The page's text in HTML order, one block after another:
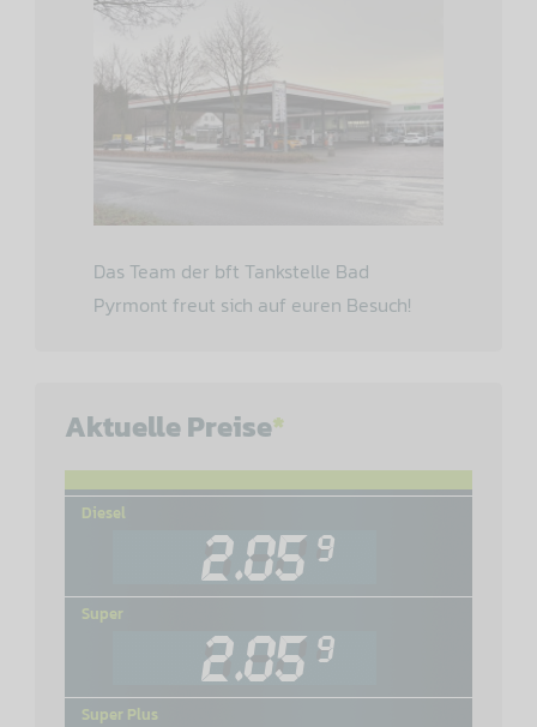
Das Team der bft Tankstelle Bad
Pyrmont freut sich auf euren Besuch!
Aktuelle Preise*
Diesel
Super
Super Plus